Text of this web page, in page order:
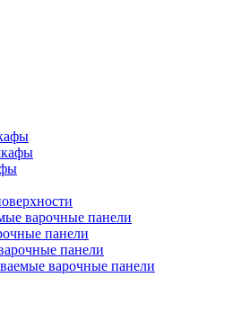
варочные панели
панели
панели
варочные панели